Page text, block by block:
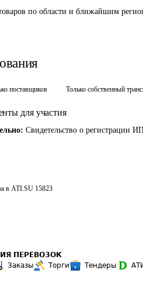
по области и ближайшим
поставщиков Только собственный
для участия
Свидетельство о регистрации
в ATI.SU 15823
ПЕРЕВОЗОК
Заказы Торги Тендеры